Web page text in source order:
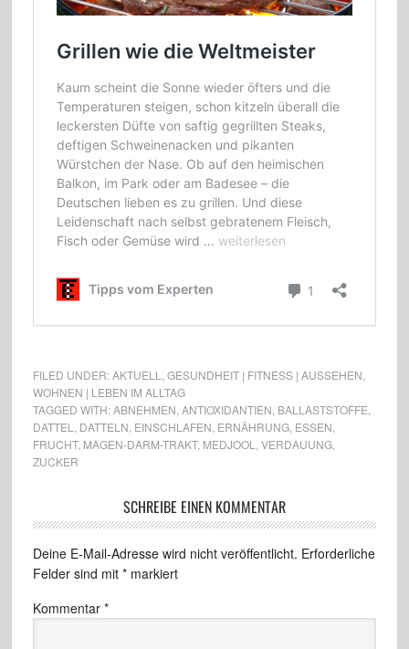
FILED UNDER:AKTUELL GESUNDHEIT | FITNESS | AUSSEHEN
WOHNEN | LEBEN IM ALLTAG
TAGGED WITH:ABNEHMEN ANTIOXIDANTIEN BALLASTSTOFFE
DATTEL
DATTELN EINSCHLAFEN ERNÄHRUNG, ESSEN
FRUCHT, MAGEN-DARM-TRAKT, MEDJOOL VERDAUUNG,
ZUCKER
SCHREIBE EINEN KOMMENTAR
Deine E-Mail-Adresse wird nicht veröffentlicht. Erforderliche
Felder sind mit *markiert
Kommentar *